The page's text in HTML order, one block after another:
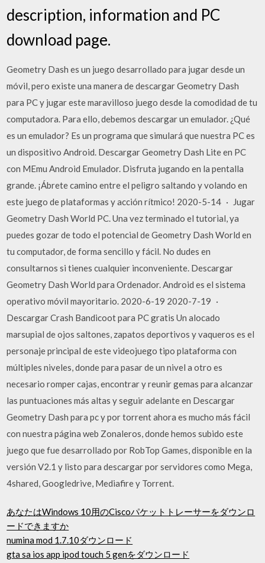
description, information and PC
download page.
Geometry Dash es un juego desarrollado para jugar desde un
móvil, pero existe una manera de descargar Geometry Dash
para PC y jugar este maravilloso juego desde la comodidad de tu
computadora. Para ello, debemos descargar un emulador. ¿Qué
es un emulador? Es un programa que simulará que nuestra PC es
un dispositivo Android. Descargar Geometry Dash Lite en PC
con MEmu Android Emulador. Disfruta jugando en la pentalla
grande. ¡Ábrete camino entre el peligro saltando y volando en
este juego de plataformas y acción rítmico! 2020-5-14 · Jugar
Geometry Dash World PC. Una vez terminado el tutorial, ya
puedes gozar de todo el potencial de Geometry Dash World en
tu computador, de forma sencillo y fácil. No dudes en
consultarnos si tienes cualquier inconveniente. Descargar
Geometry Dash World para Ordenador. Android es el sistema
operativo móvil mayoritario. 2020-6-19 2020-7-19 ·
Descargar Crash Bandicoot para PC gratis Un alocado
marsupial de ojos saltones, zapatos deportivos y vaqueros es el
personaje principal de este videojuego tipo plataforma con
múltiples niveles, donde para pasar de un nivel a otro es
necesario romper cajas, encontrar y reunir gemas para alcanzar
las puntuaciones más altas y seguir adelante en Descargar
Geometry Dash para pc y por torrent ahora es mucho más fácil
con nuestra página web Zonaleros, donde hemos subido este
juego que fue desarrollado por RobTop Games, disponible en la
versión V2.1 y listo para descargar por servidores como Mega,
4shared, Googledrive, Mediafire y Torrent.
あなたはWindows 10用のCiscoパケットトレーサーをダウンロ
ードできますか
numina mod 1.7.10ダウンロード
gta sa ios app ipod touch 5 genをダウンロード